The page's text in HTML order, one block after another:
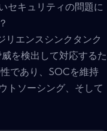
セキュリティの問題に
エンスシンクタンク
を検出して対応するた
であり、SOCを維持
トソーシング、そして